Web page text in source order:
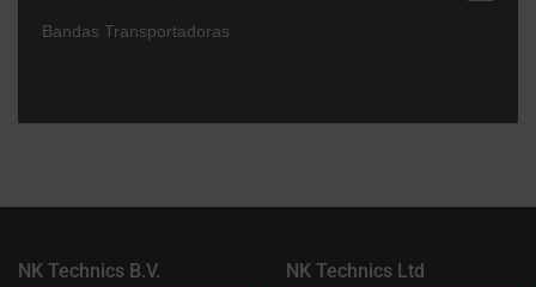
Bandas Transportadoras
NK Technics B.V. NK Technics Ltd